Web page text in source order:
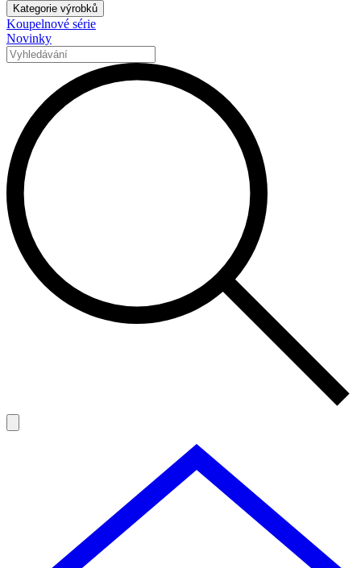
Kategorie výrobků
Koupelnové série
Novinky